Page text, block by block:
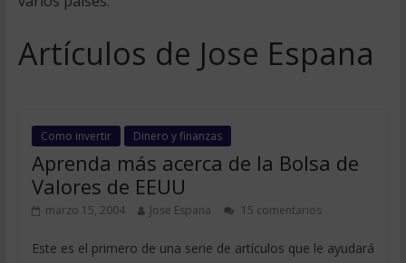
Artículos de Jose Espana
Como invertir Dinero y finanzas
Aprenda más acerca de la Bolsa de
Valores de EEUU
marzo 15, 2004 Jose Espana 15 comentarios
Este es el primero de una serie de artículos que le ayudará